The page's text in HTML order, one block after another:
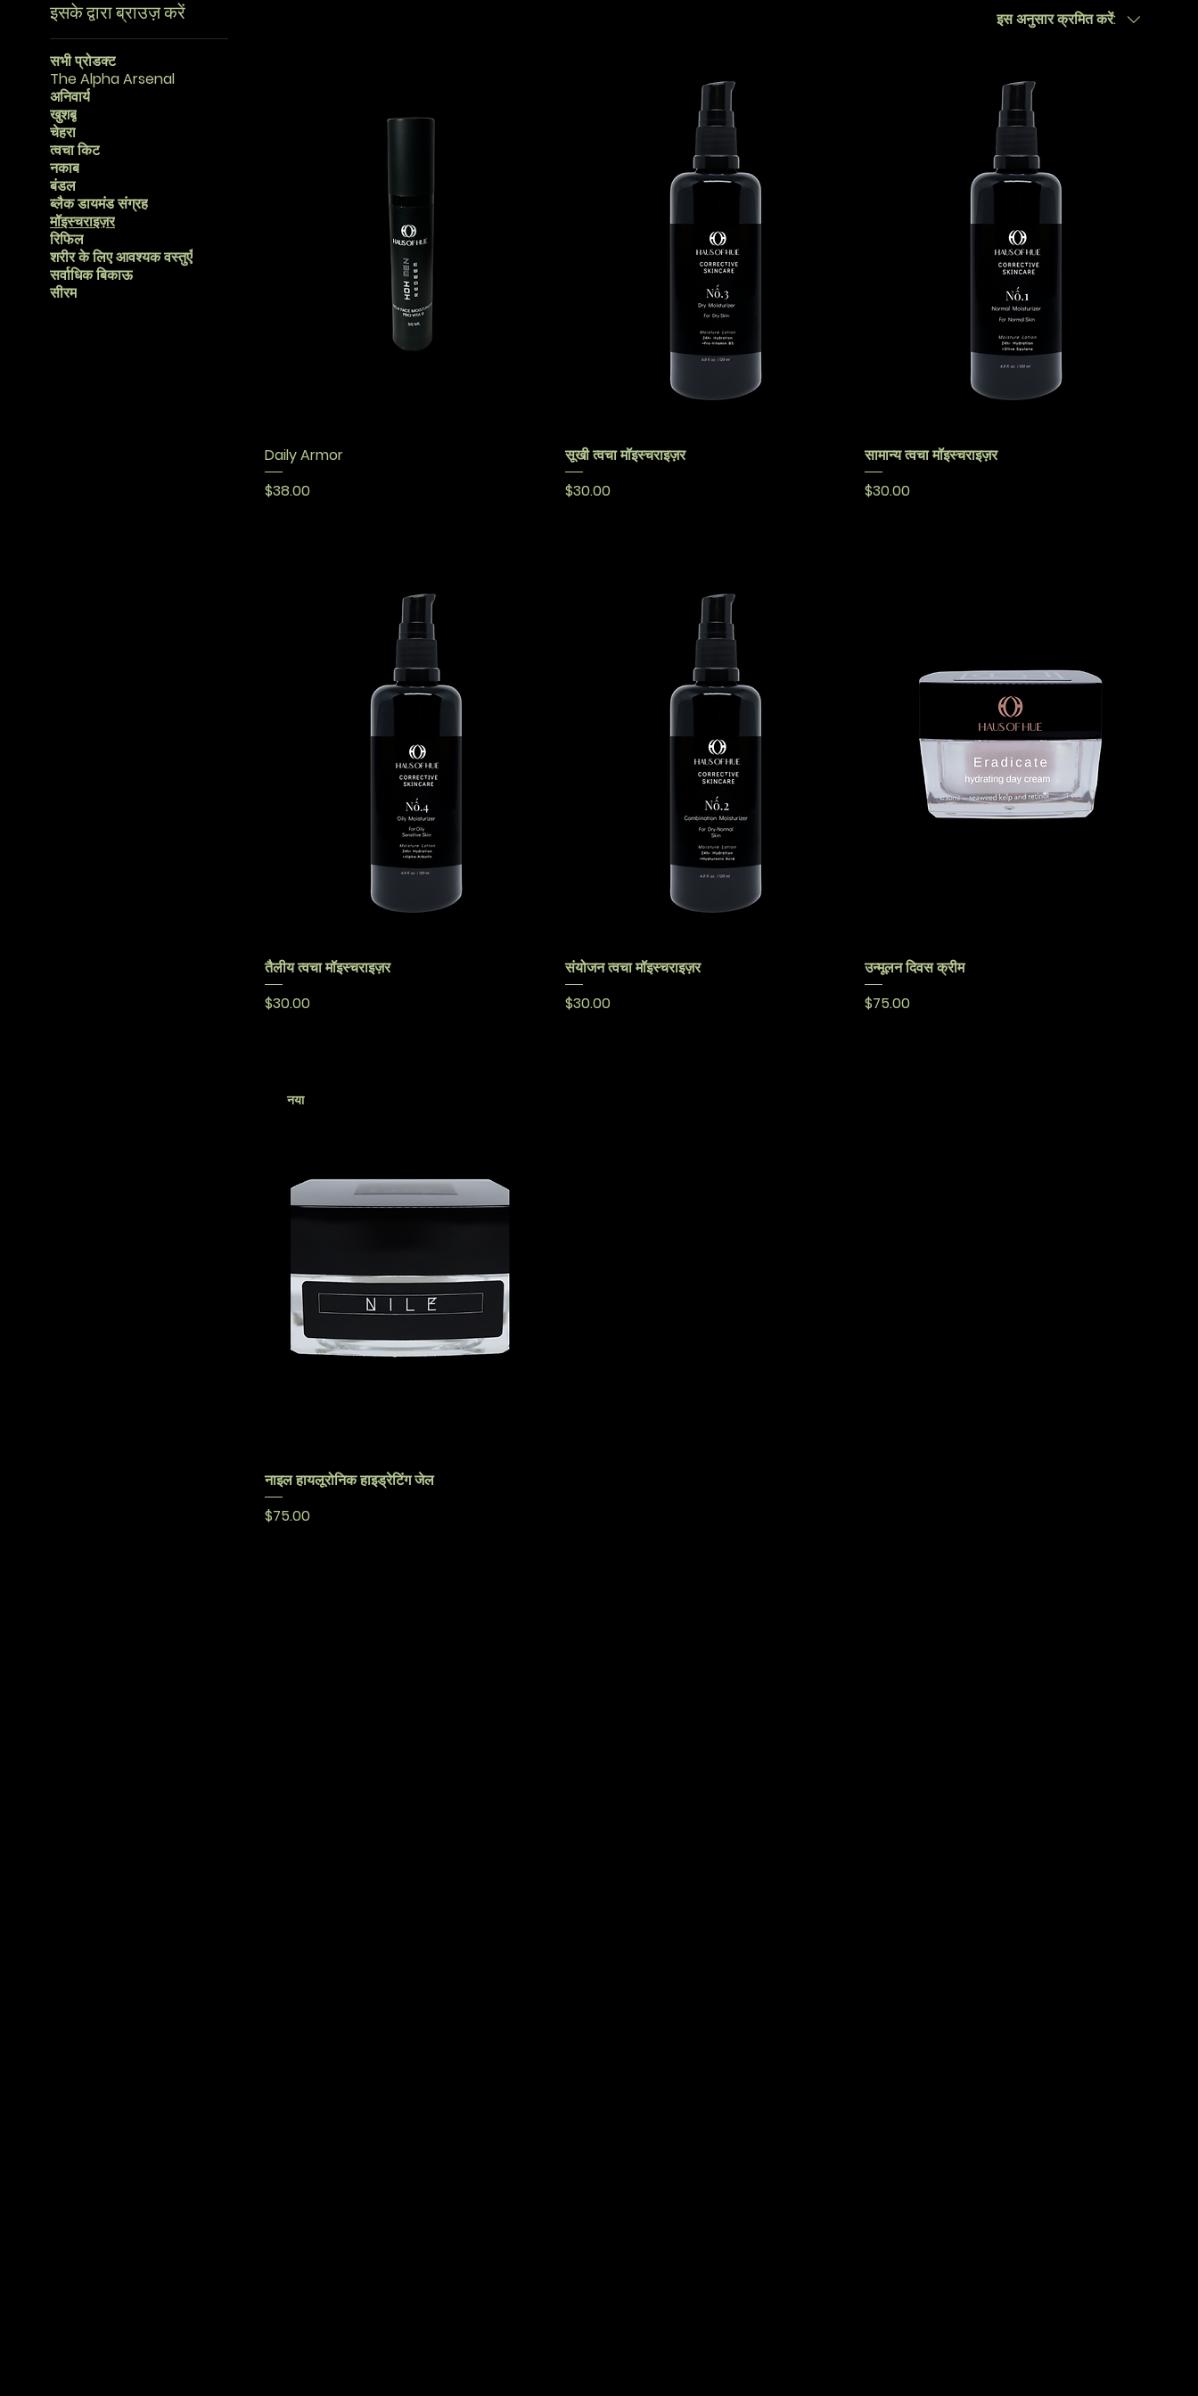
इसके द्वारा ब्राउज़ करें
सभी प्रोडक्ट
The Alpha Arsenal
अनिवार्य
खुशबू
चेहरा
त्वचा किट
नकाब
बंडल
ब्लैक डायमंड संग्रह
मॉइस्चराइज़र
रिफिल
शरीर के लिए आवश्यक वस्तुएँ
सर्वाधिक बिकाऊ
सीरम
इस अनुसार क्रमित करें:
Daily Armor
मूल्य
$38.00
सूखी त्वचा मॉइस्चराइज़र
मूल्य
$30.00
सामान्य त्वचा मॉइस्चराइज़र
मूल्य
$30.00
तैलीय त्वचा मॉइस्चराइज़र
मूल्य
$30.00
संयोजन त्वचा मॉइस्चराइज़र
मूल्य
$30.00
उन्मूलन दिवस क्रीम
मूल्य
$75.00
नया
नाइल हायलूरोनिक हाइड्रेटिंग जेल
मूल्य
$75.00